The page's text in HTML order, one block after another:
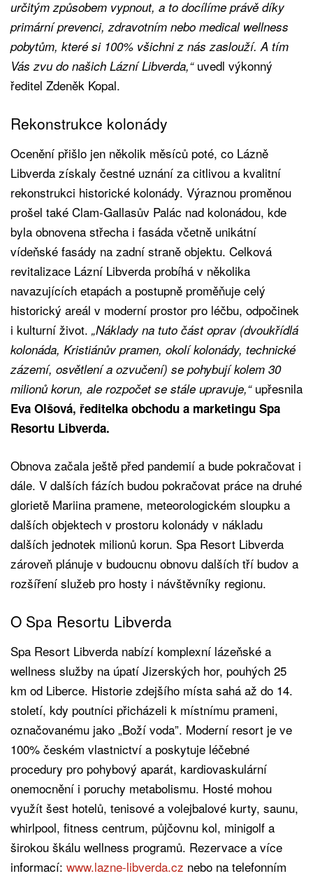
určitým způsobem vypnout, a to docílíme právě díky
primární prevenci, zdravotním nebo medical wellness
pobytům, které si 100% všichni z nás zaslouží. A tím
Vás zvu do našich Lázní Libverda,“uvedl výkonný
ředitel Zdeněk Kopal.
Rekonstrukce kolonády
Ocenění přišlo jen několik měsíců poté, co Lázně
Libverda získaly čestné uznání za citlivou a kvalitní
rekonstrukci historické kolonády. Výraznou proměnou
prošel také Clam-Gallasův Palác nad kolonádou, kde
byla obnovena střecha i fasáda včetně unikátní
vídeňské fasády na zadní straně objektu. Celková
revitalizace Lázní Libverda probíhá v několika
navazujících etapách a postupně proměňuje celý
historický areál v moderní prostor pro léčbu, odpočinek
i kulturní život. „Náklady na tuto část oprav (dvoukřídlá
kolonáda, Kristiánův pramen, okolí kolonády, technické
zázemí, osvětlení a ozvučení) se pohybují kolem 30
milionů korun, ale rozpočet se stále upravuje,“upřesnila
Eva Olšová, ředitelka obchodu a marketingu Spa
Resortu Libverda.
Obnova začala ještě před pandemií a bude pokračovat i
dále. V dalších fázích budou pokračovat práce na druhé
glorietě Mariina pramene, meteorologickém sloupku a
dalších objektech v prostoru kolonády v nákladu
dalších jednotek milionů korun. Spa Resort Libverda
zároveň plánuje v budoucnu obnovu dalších tří budov a
rozšíření služeb pro hosty i návštěvníky regionu.
O Spa Resortu Libverda
Spa Resort Libverda nabízí komplexní lázeňské a
wellness služby na úpatí Jizerských hor, pouhých 25
km od Liberce. Historie zdejšího místa sahá až do 14.
století, kdy poutníci přicházeli k místnímu prameni,
označovanému jako „Boží voda”. Moderní resort je ve
100% českém vlastnictví a poskytuje léčebné
procedury pro pohybový aparát, kardiovaskulární
onemocnění i poruchy metabolismu. Hosté mohou
využít šest hotelů, tenisové a volejbalové kurty, saunu,
whirlpool, fitness centrum, půjčovnu kol, minigolf a
širokou škálu wellness programů. Rezervace a více
informací: www.lazne-libverda.cz nebo na telefonním